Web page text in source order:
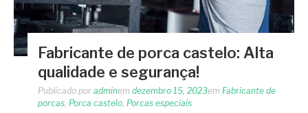
Fabricante de porca castelo: Alta
qualidade e segurança!
Publicado por adminem dezembro 15, 2023em Fabricante de
porcas Porca castelo Porcas especiais